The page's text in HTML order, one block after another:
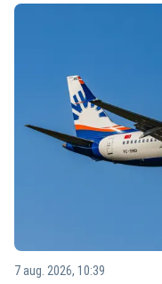
7 aug. 2026, 10:39